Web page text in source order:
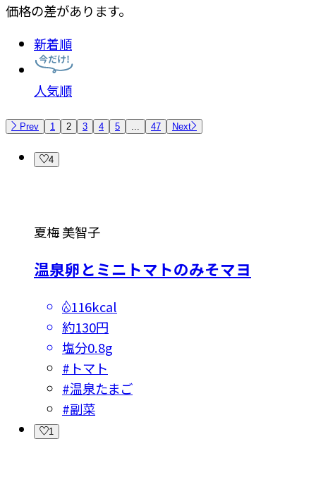
価格の差があります。
新着順
人気順
Prev 1 2 3 4 5 47 Next
4
夏梅 美智子
温泉卵とミニトマトのみそマヨ
116kcal
約130円
塩分0.8g
# トマト
#温泉たまご
#副菜
1